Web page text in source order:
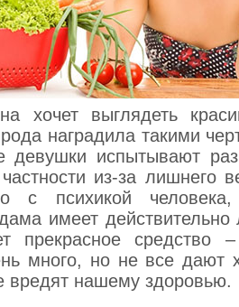
хочет выглядеть
наградила такими
девушки испытывают
из-за лишнего
с психикой
имеет
прекрасное средство
много, но не все дают
вредят нашему здоровью.